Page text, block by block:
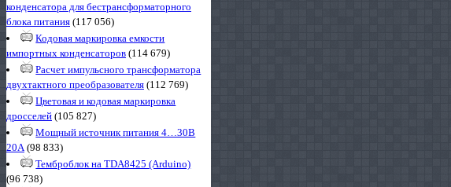
конденсатора для бестрансформаторного
блока питания (117 056)
Кодовая маркировка емкости
импортных конденсаторов (114 679)
Расчет импульсного трансформатора
двухтактного преобразователя (112 769)
Цветовая и кодовая маркировка
дросселей (105 827)
Мощный источник питания 4…30В
20А(98 833)
Темброблок на TDA8425 (Arduino)
(96 738)